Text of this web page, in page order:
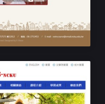
踏溯學程